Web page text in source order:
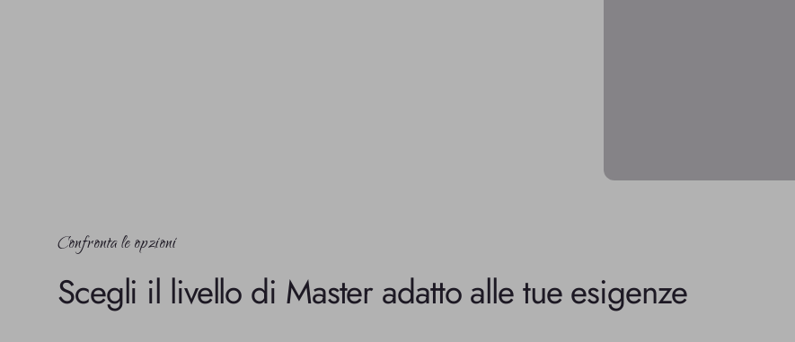
Confronta le opzioni
Scegli il livello di Master adatto alle tue esigenze